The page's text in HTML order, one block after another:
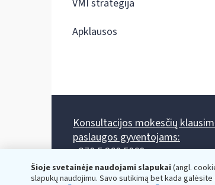
Šioje svetainėje naudojami slapukai(angl.
slapukų naudojimu. Savo sutikimą bet kada
VMI strategija
Apklausos
Konsultacijos mokesčių
paslaugos gyventojams:
+370 5 260 5060
Darbo laikas: I-IV 8.00-17.00, V 8.00-
Prieššventinę dieną - viena valanda